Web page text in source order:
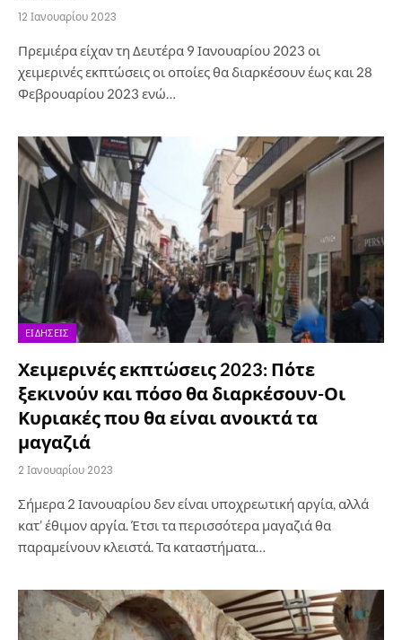
12 Ιανουαρίου 2023
Πρεμιέρα είχαν τη Δευτέρα 9 Ιανουαρίου 2023 οι
χειμερινές εκπτώσεις οι οποίες θα διαρκέσουν έως και 28
Φεβρουαρίου 2023 ενώ…
ΕΙΔΉΣΕΙΣ
Χειμερινές εκπτώσεις 2023: Πότε
ξεκινούν και πόσο θα διαρκέσουν-Οι
Κυριακές που θα είναι ανοικτά τα
μαγαζιά
2 Ιανουαρίου 2023
Σήμερα 2 Ιανουαρίου δεν είναι υποχρεωτική αργία, αλλά
κατ’ έθιμον αργία. Έτσι τα περισσότερα μαγαζιά θα
παραμείνουν κλειστά. Τα καταστήματα…